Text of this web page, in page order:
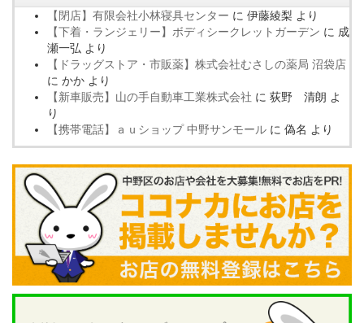
【閉店】有限会社小林寝具センター に 伊藤綾梨 より
【下着・ランジェリー】ボディシークレットガーデン に 成
瀬一弘 より
【ドラッグストア・市販薬】株式会社むさしの薬局 沼袋店
に かか より
【新車販売】山の手自動車工業株式会社 に 荻野 清朗 よ
り
【携帯電話】ａｕショップ 中野サンモール に 偽名 より